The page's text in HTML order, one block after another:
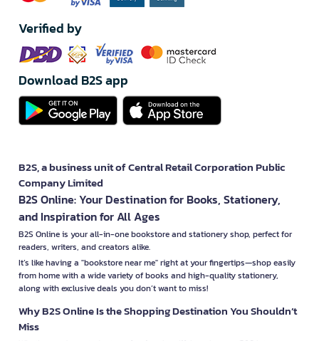
Verified by
Download B2S app
B2S, a business unit of Central Retail Corporation Public
Company Limited
B2S Online: Your Destination for Books, Stationery,
and Inspiration for All Ages
B2S Online is your all-in-one bookstore and stationery shop, perfect for
readers, writers, and creators alike.
It’s like having a "bookstore near me" right at your fingertips—shop easily
from home with a wide variety of books and high-quality stationery,
along with exclusive deals you don’t want to miss!
Why B2S Online Is the Shopping Destination You Shouldn’t
Miss